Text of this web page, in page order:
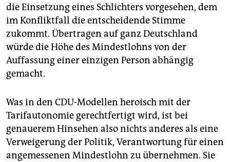
die Einsetzung eines Schlichters vorgesehen, dem
im Konfliktfall die entscheidende Stimme
zukommt. Übertragen auf ganz Deutschland
würde die Höhe des Mindestlohns von der
Auffassung einer einzigen Person abhängig
gemacht.
Was in den CDU-Modellen heroisch mit der
Tarifautonomie gerechtfertigt wird, ist bei
genauerem Hinsehen also nichts anderes als eine
Verweigerung der Politik, Verantwortung für einen
angemessenen Mindestlohn zu übernehmen. Sie